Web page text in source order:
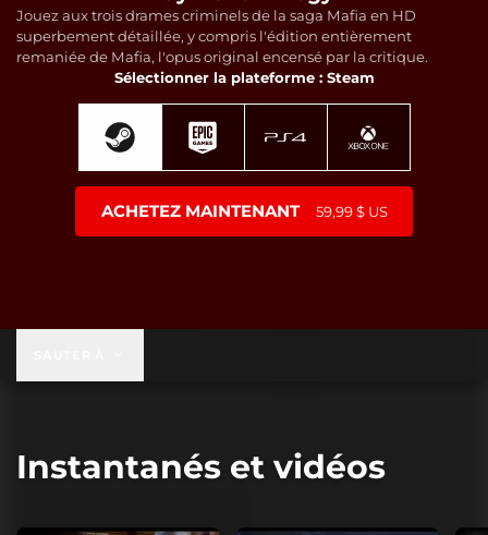
Jouez aux trois drames criminels de la saga Mafia en HD
superbement détaillée, y compris l'édition entièrement
remaniée de Mafia, l'opus original encensé par la critique.
Sélectionner la plateforme : Steam
ACHETEZ MAINTENANT 59,99 $ US
Instantanés et vidéos